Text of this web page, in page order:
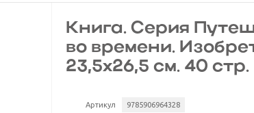
Книга. Серия
во времени.
23,5x26,5 см. 40
Артикул 9785906964328